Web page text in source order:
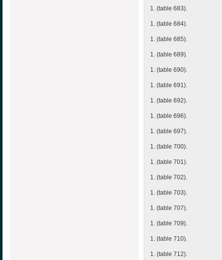
1. (table 683).
1. (table 684).
1. (table 685).
1. (table 689).
1. (table 690).
1. (table 691).
1. (table 692).
1. (table 696).
1. (table 697).
1. (table 700).
1. (table 701).
1. (table 702).
1. (table 703).
1. (table 707).
1. (table 709).
1. (table 710).
1. (table 712).